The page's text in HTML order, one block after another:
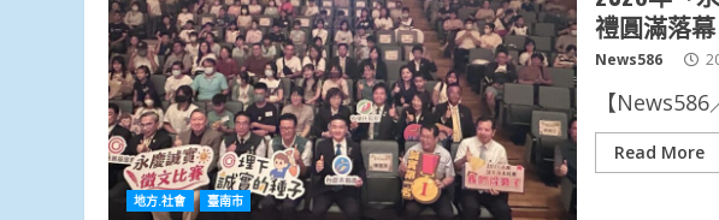
地方.社會 臺南市
禮圓滿落幕
News586
【
Read More